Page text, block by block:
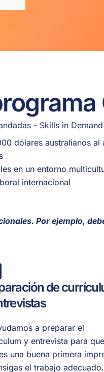
- Skills in
dólares australianos
en un entorno
internacional
Por ejemplo,
de
a preparar el
y entrevista para que
una buena primera
el trabajo adecuado.